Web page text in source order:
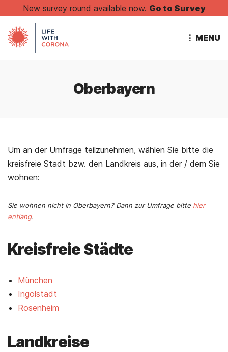
New survey round available now. Go to Survey
⋮ MENU
Oberbayern
Um an der Umfrage teilzunehmen, wählen Sie bitte die
kreisfreie Stadt bzw. den Landkreis aus, in der / dem Sie
wohnen:
Sie wohnen nicht in Oberbayern? Dann zur Umfrage bitte hier
entlang.
Kreisfreie Städte
München
Ingolstadt
Rosenheim
Landkreise